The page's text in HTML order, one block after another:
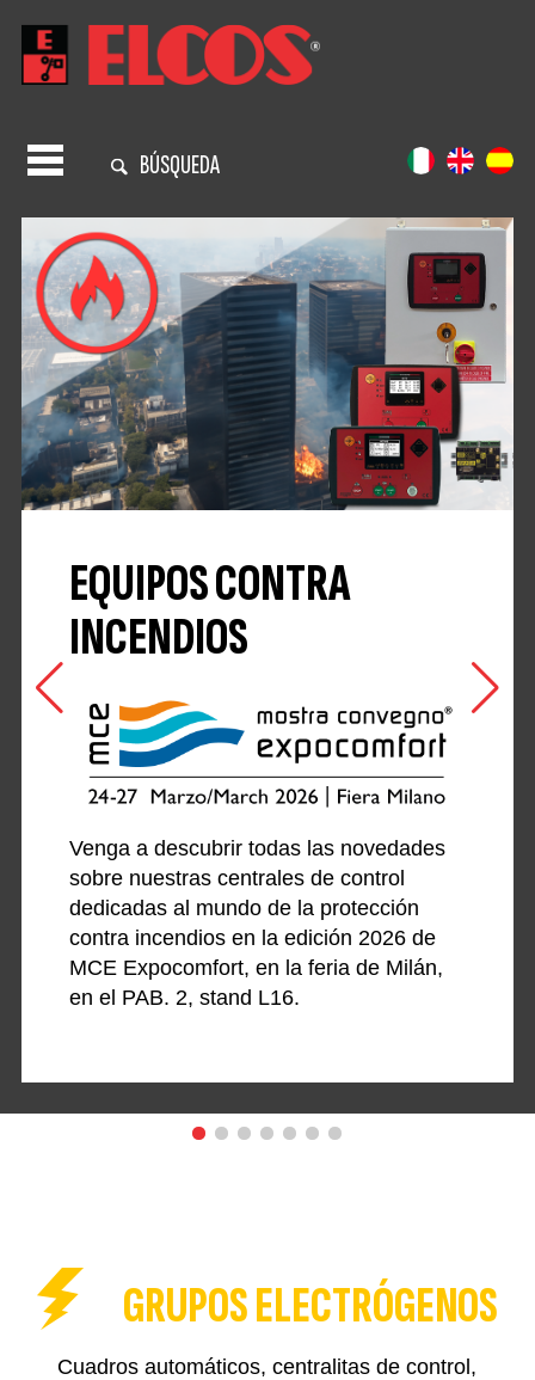
BÚSQUEDA
EQUIPOS CONTRA
INCENDIOS
Venga a descubrir todas las novedades
sobre nuestras centrales de control
dedicadas al mundo de la protección
contra incendios en la edición 2026 de
MCE Expocomfort, en la feria de Milán,
en el PAB. 2, stand L16.
GRUPOS ELECTRÓGENOS
Cuadros automáticos, centralitas de control,